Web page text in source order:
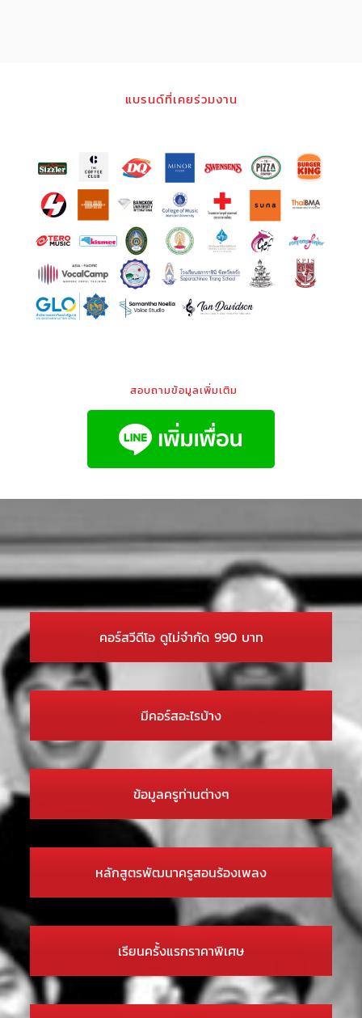
แบรนด์ที่เคยร่วมงาน
สอบถามข้อมูลเพิ่มเติม
คอร์สวีดีโอ ดูไม่จำกัด 990 บาท
มีคอร์สอะไรบ้าง
ข้อมูลครูท่านต่างๆ
หลักสูตรพัฒนาครูสอนร้องเพลง
เรียนครั้งแรกราคาพิเศษ